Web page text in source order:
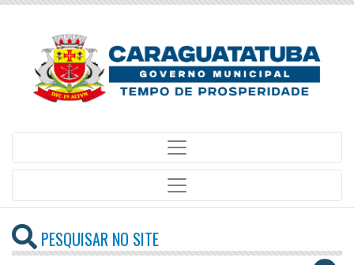
PESQUISAR NO SITE